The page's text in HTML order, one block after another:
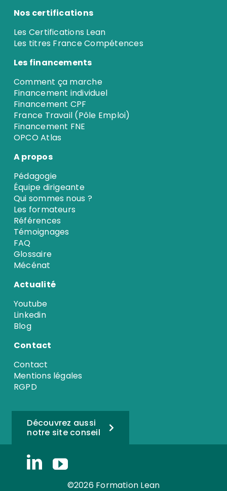
Nos certifications
Les Certifications Lean
Les titres France Compétences
Les financements
Comment ça marche
Financement individuel
Financement CPF
France Travail (Pôle Emploi)
Financement FNE
OPCO Atlas
A propos
Pédagogie
Équipe dirigeante
Qui sommes nous ?
Les formateurs
Références
Témoignages
FAQ
Glossaire
Mécénat
Actualité
Youtube
Linkedin
Blog
Contact
Contact
Mentions légales
RGPD
Découvrez aussi
notre site conseil
©2026 Formation Lean